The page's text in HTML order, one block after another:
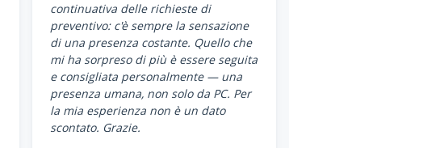
continuativa delle richieste di
preventivo: c'è sempre la sensazione
di una presenza costante. Quello che
mi ha sorpreso di più è essere seguita
e consigliata personalmente — una
presenza umana, non solo da PC. Per
la mia esperienza non è un dato
scontato. Grazie.